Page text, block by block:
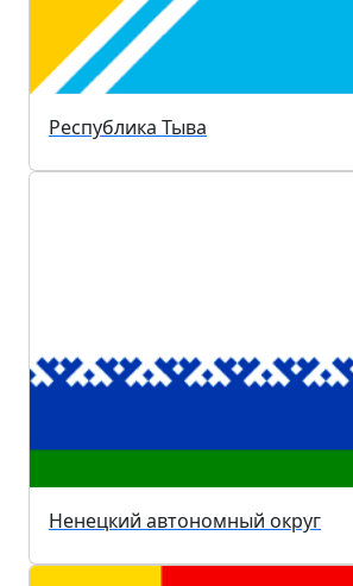
Республика Тыва
Ненецкий автономный округ